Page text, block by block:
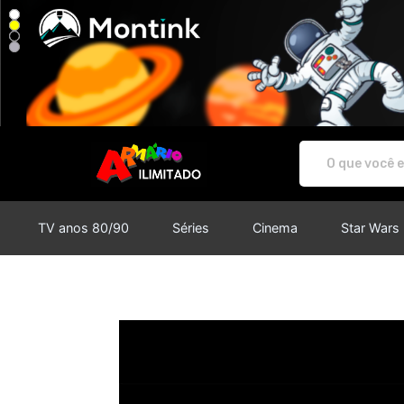
TV anos 80/90 Séries Cinema Star Wars